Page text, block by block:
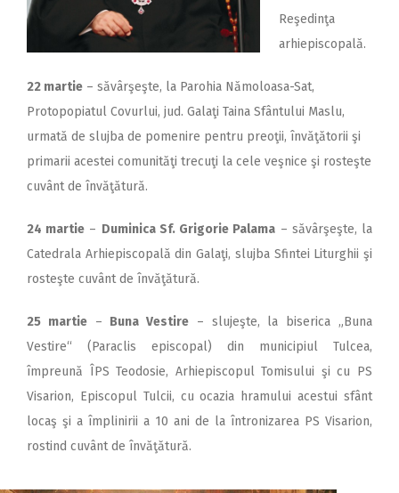
Reşedinţa
arhiepiscopală.
22 martie – săvârşeşte, la Parohia Nămoloasa-Sat,
Protopopiatul Covurlui, jud. Galaţi Taina Sfântului Maslu,
urmată de slujba de pomenire pentru preoţii, învăţătorii şi
primarii acestei comunităţi trecuţi la cele veşnice şi rosteşte
cuvânt de învăţătură.
24 martie – Duminica Sf. Grigorie Palama – săvârşeşte, la
Catedrala Arhiepiscopală din Galaţi, slujba Sfintei Liturghii şi
rosteşte cuvânt de învăţătură.
25 martie– Buna Vestire – slujeşte, la biserica „Buna
Vestire“ (Paraclis episcopal) din municipiul Tulcea,
împreună ÎPS Teodosie, Arhiepiscopul Tomisului şi cu PS
Visarion, Episcopul Tulcii, cu ocazia hramului acestui sfânt
locaş şi a împlinirii a 10 ani de la întronizarea PS Visarion,
rostind cuvânt de învăţătură.